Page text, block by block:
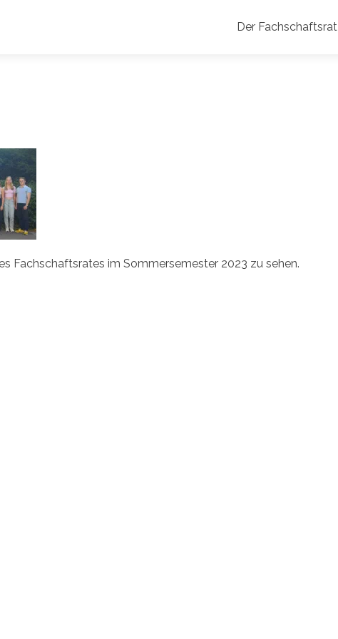
Inhalt
Der Fachschaftsrat
Fachschaftsrates im Sommersemester 2023 zu sehen.